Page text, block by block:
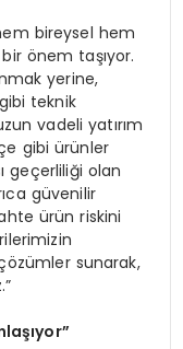
bireysel hem
önem taşıyor.
yerine,
teknik
vadeli yatırım
gibi ürünler
geçerliliği olan
güvenilir
ürün riskini
sunarak,